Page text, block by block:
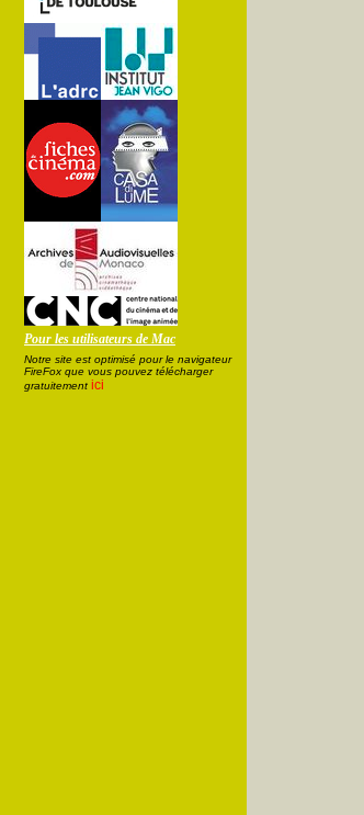
Pour les utilisateurs de Mac
Notre site est optimisé pour le navigateur
FireFox que vous pouvez télécharger
gratuitement ici